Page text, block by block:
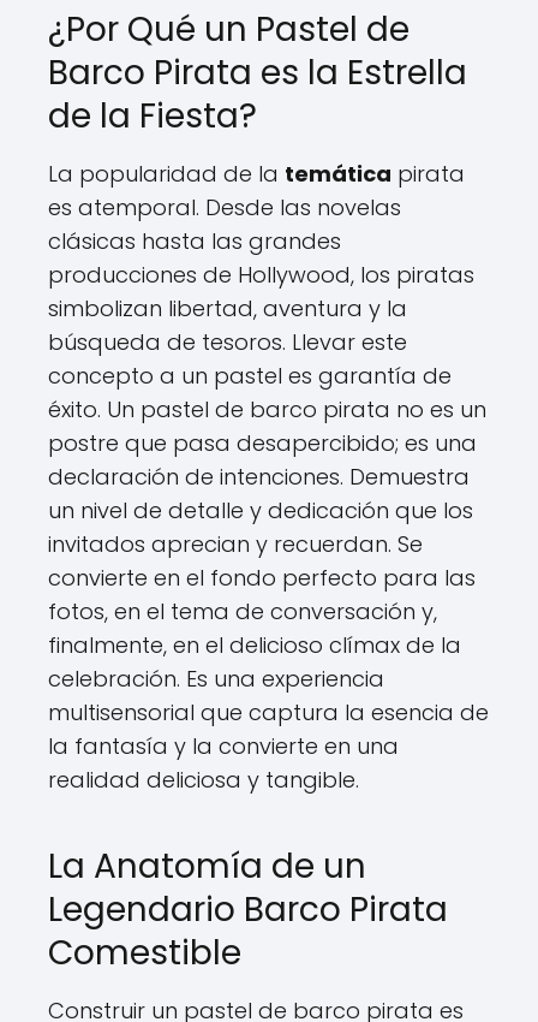
¿Por Qué un Pastel de
Barco Pirata es la Estrella
de la Fiesta?
La popularidad de la temática pirata
es atemporal. Desde las novelas
clásicas hasta las grandes
producciones de Hollywood, los piratas
simbolizan libertad, aventura y la
búsqueda de tesoros. Llevar este
concepto a un pastel es garantía de
éxito. Un pastel de barco pirata no es un
postre que pasa desapercibido; es una
declaración de intenciones. Demuestra
un nivel de detalle y dedicación que los
invitados aprecian y recuerdan. Se
convierte en el fondo perfecto para las
fotos, en el tema de conversación y,
finalmente, en el delicioso clímax de la
celebración. Es una experiencia
multisensorial que captura la esencia de
la fantasía y la convierte en una
realidad deliciosa y tangible.
La Anatomía de un
Legendario Barco Pirata
Comestible
Construir un pastel de barco pirata es